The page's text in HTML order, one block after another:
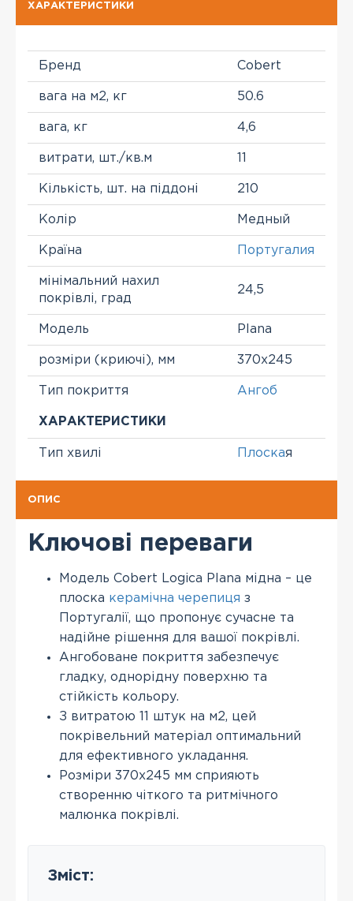
ХАРАКТЕРИСТИКИ
Бренд Cobert
вага на м2, кг 50.6
вага, кг 4,6
витрати, шт./кв.м 11
Кількість, шт. на піддоні 210
Колір Медный
Країна Португалия
мінімальний нахил
покрівлі, град
24,5
Модель Plana
розміри (криючі), мм 370х245
Тип покриття Ангоб
ХАРАКТЕРИСТИКИ
Тип хвилі Плоская
ОПИС
Ключові переваги
Модель Cobert Logica Plana мідна – це
плоска керамічна черепиця з
Португалії, що пропонує сучасне та
надійне рішення для вашої покрівлі.
Ангобоване покриття забезпечує
гладку, однорідну поверхню та
стійкість кольору.
З витратою 11 штук на м2, цей
покрівельний матеріал оптимальний
для ефективного укладання.
Розміри 370х245 мм сприяють
створенню чіткого та ритмічного
малюнка покрівлі.
Зміст: